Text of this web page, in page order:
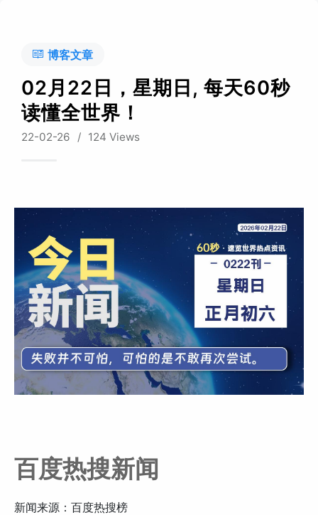
博客文章
02月22日，星期日, 每天60秒
读懂全世界！
22-02-26 / 124 Views
百度热搜新闻
新闻来源：百度热搜榜